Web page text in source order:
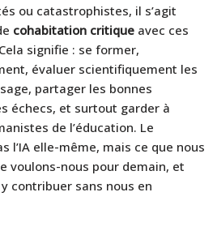
ou catastrophistes, il s’agit
cohabitation critique avec ces
signifie : se former,
évaluer scientifiquement les
partager les bonnes
échecs, et surtout garder à
de l’éducation. Le
l’IA elle-même, mais ce que nous
voulons-nous pour demain, et
contribuer sans nous en